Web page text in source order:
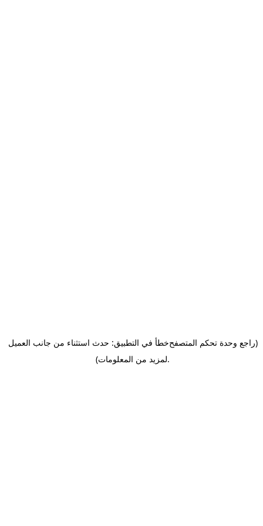
خطأ في التطبيق: حدث استثناء من جانب العميل(راجع وحدة تحكم المتصفح
لمزيد من المعلومات).